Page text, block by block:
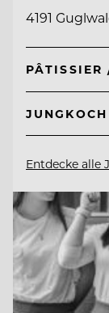
4191
PÂTISSIER
JUNGKOCH
Entdecke alle